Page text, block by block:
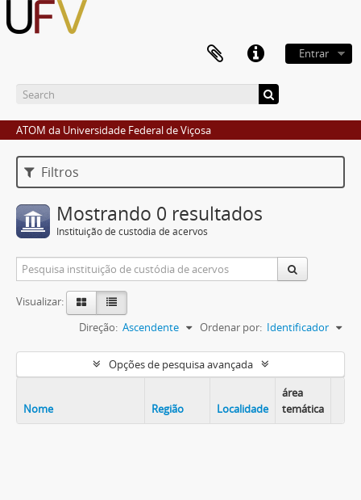
Entrar
ATOM da Universidade Federal de Viçosa
Filtros
Mostrando 0 resultados
Instituição de custódia de acervos
Visualizar:
Ordenar por: Identificador
Direção: Ascendente
Opções de pesquisa avançada
Nome Região Localidade
área
temática